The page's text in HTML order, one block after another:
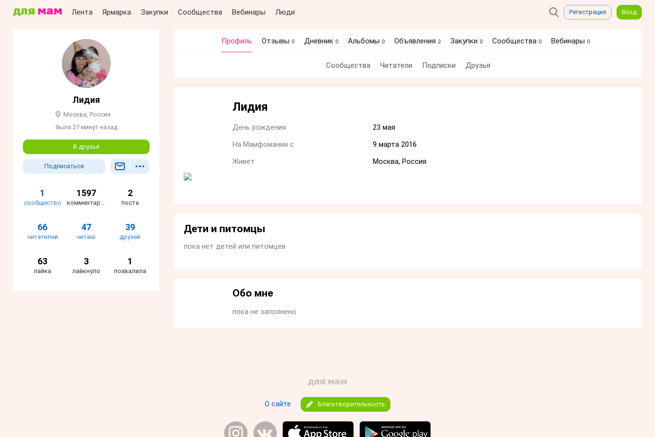
Лента Ярмарка Закупки Сообщества Вебинары Люди Регистрация Вход
Лидия
Москва, Россия
была 27 минут назад
В друзья
Подписаться
1
сообщество
1597
комментариев
2
поста
66
читателей
47
читаю
39
друзей
63
лайка
3
лайкнуло
1
похвалила
Профиль Отзывы 0 Дневник 0 Альбомы 0 Объявления 2 Закупки 0 Сообщества 0 Вебинары 0
Сообщества Читатели Подписки Друзья
Лидия
День рождения
23 мая
На Мамфомании с
9 марта 2016
Живет
Москва, Россия
Дети и питомцы
пока нет детей или питомцев
Обо мне
пока не заполнено
О сайте Благотворительность